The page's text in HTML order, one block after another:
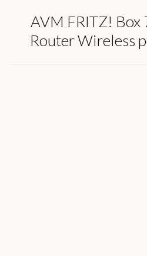
AVM FRITZ! Box
Router Wireless